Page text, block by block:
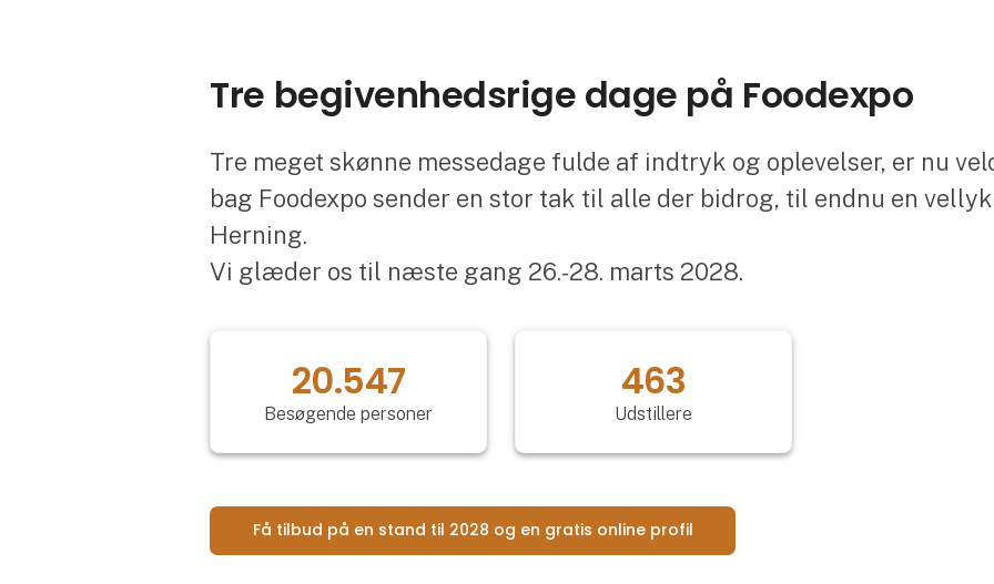
Tre begivenhedsrige dage på Foodexpo
Tre meget skønne messedage fulde af indtryk og oplevelser, er nu
bag Foodexpo sender en stor tak til alle der bidrog, til endnu en
Herning.
Vi glæder os til næste gang 26.-28. marts 2028.
20.547
Besøgende personer
463
Udstillere
Få tilbud på en stand til 2028 og en gratis online profil